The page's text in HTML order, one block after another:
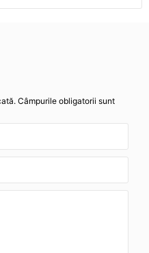
Câmpurile obligatorii sunt